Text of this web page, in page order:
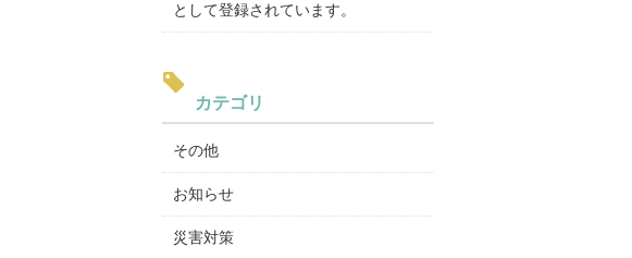
として登録されています。
カテゴリ
その他
お知らせ
災害対策